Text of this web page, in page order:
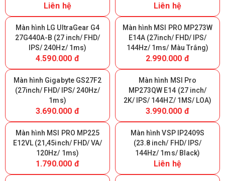
Liên hệ
200Hz/ 0.5ms/ 1500R)
Liên hệ
Màn hình LG UltraGear G4
27G440A-B (27 inch/ FHD/
IPS/ 240Hz/ 1ms)
4.590.000 đ
Màn hình MSI PRO MP273W
E14A (27inch/ FHD/ IPS/
144Hz/ 1ms/ Màu Trắng)
2.990.000 đ
Màn hình Gigabyte GS27F2
(27inch/ FHD/ IPS/ 240Hz/
1ms)
3.690.000 đ
Màn hình MSI Pro
MP273QW E14 (27 inch/
2K/ IPS/ 144HZ/ 1MS/ LOA)
3.990.000 đ
Màn hình MSI PRO MP225
E12VL (21,45inch/ FHD/ VA/
120Hz/ 1ms)
1.790.000 đ
Màn hình VSP IP2409S
(23.8 inch/ FHD/ IPS/
144Hz/ 1ms/ Black)
Liên hệ